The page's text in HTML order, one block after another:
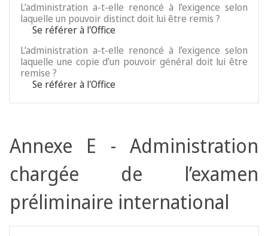
L’administration a-t-elle renoncé à l’exigence selon
laquelle un pouvoir distinct doit lui être remis ?
Se référer à l'Office
L’administration a-t-elle renoncé à l’exigence selon
laquelle une copie d’un pouvoir général doit lui être
remise ?
Se référer à l'Office
Annexe E - Administration
chargée de l’examen
préliminaire international